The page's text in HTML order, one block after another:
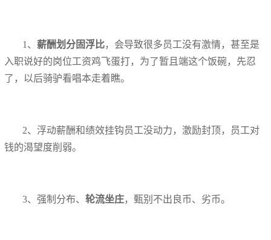
1、薪酬划分固浮比，会导致很多员工没有激情，甚至是
入职说好的岗位工资鸡飞蛋打，为了暂且端这个饭碗，先忍
了，以后骑驴看唱本走着瞧。
2、浮动薪酬和绩效挂钩员工没动力，激励封顶，员工对
钱的渴望度削弱。
3、强制分布、轮流坐庄，甄别不出良币、劣币。